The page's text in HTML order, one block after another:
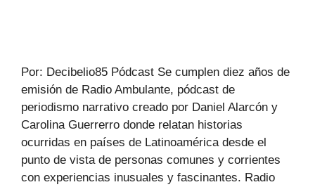
Por: Decibelio85 Pódcast Se cumplen diez años de
emisión de Radio Ambulante, pódcast de
periodismo narrativo creado por Daniel Alarcón y
Carolina Guerrerro donde relatan historias
ocurridas en países de Latinoamérica desde el
punto de vista de personas comunes y corrientes
con experiencias inusuales y fascinantes. Radio